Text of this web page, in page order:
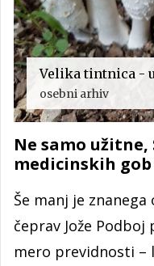
Velika tintnica -
osebni arhiv
Ne samo
medicinskih gob
Še manj je
čeprav Jože
mero previdnosti –